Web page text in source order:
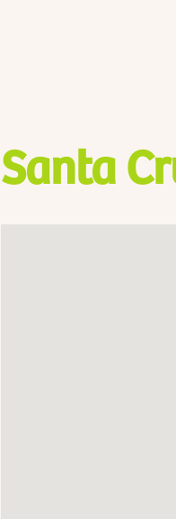
Santa